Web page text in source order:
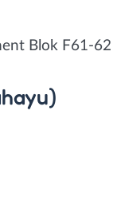
Blok F61-